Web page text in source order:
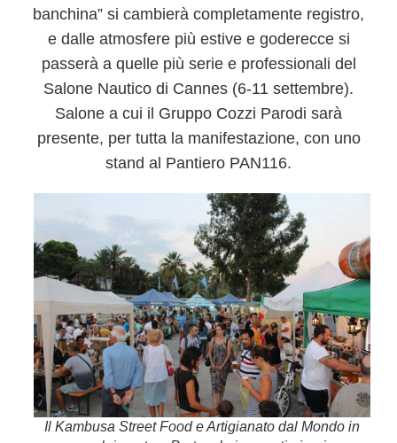
banchina” si cambierà completamente registro,
e dalle atmosfere più estive e goderecce si
passerà a quelle più serie e professionali del
Salone Nautico di Cannes (6-11 settembre).
Salone a cui il Gruppo Cozzi Parodi sarà
presente, per tutta la manifestazione, con uno
stand al Pantiero PAN116.
Il Kambusa Street Food e Artigianato dal Mondo in